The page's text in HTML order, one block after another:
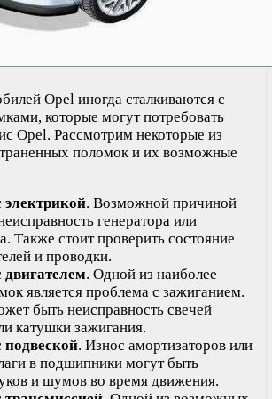
Opel иногда сталкиваются с
которые могут потребовать
Opel. Рассмотрим некоторые из
поломок и их возможные
. Возможной причиной
генератора или
Также стоит проверить состояние
и проводки.
. Одной из наиболее
является проблема с зажиганием.
быть неисправность свечей
катушки зажигания.
. Износ амортизаторов или
в подшипники могут быть
и шумов во время движения.